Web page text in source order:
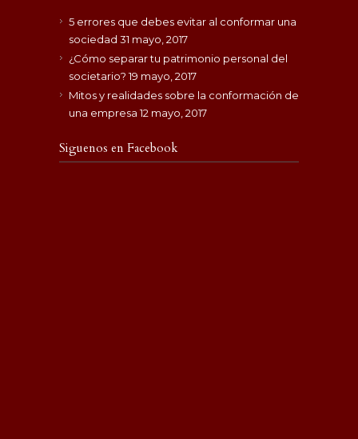
5 errores que debes evitar al conformar una
sociedad 31 mayo, 2017
¿Cómo separar tu patrimonio personal del
societario? 19 mayo, 2017
Mitos y realidades sobre la conformación de
una empresa 12 mayo, 2017
Siguenos en Facebook